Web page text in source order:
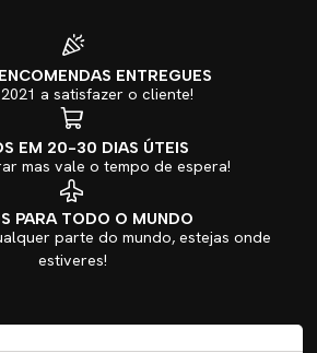
ENTREGUES
a satisfazer o cliente!
EM 20-30 DIAS ÚTEIS
mas vale o tempo de espera!
PARA TODO O MUNDO
parte do mundo, estejas onde
estiveres!